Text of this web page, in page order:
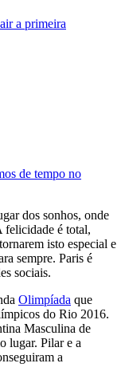
a primeira
de tempo no
dos sonhos, onde
felicidade é total,
isto especial e
sempre. Paris é
sociais.
Olimpíada que
do Rio 2016.
Masculina de
lugar. Pilar e a
a